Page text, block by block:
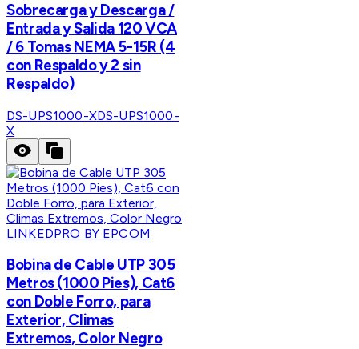
Sobrecarga y Descarga /
Entrada y Salida 120 VCA
/ 6 Tomas NEMA 5-15R (4
con Respaldo y 2 sin
Respaldo)
DS-UPS1000-XDS-UPS1000-
X
LINKEDPRO BY EPCOM
Bobina de Cable UTP 305
Metros (1000 Pies), Cat6
con Doble Forro, para
Exterior, Climas
Extremos, Color Negro